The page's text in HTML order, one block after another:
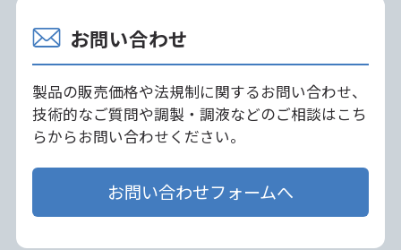
お問い合わせ
製品の販売価格や法規制に関するお問い合わせ、
技術的なご質問や調製・調液などのご相談はこち
らからお問い合わせください。
お問い合わせフォームへ